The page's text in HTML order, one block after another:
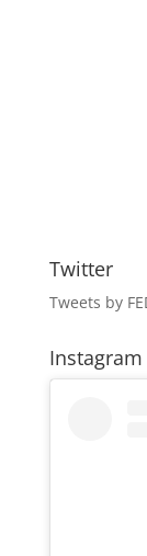
Twitter
Tweets by
Instagram